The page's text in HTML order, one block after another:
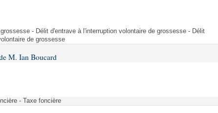
- Délit d'entrave à l'interruption volontaire de grossesse - Délit
de grossesse
M. Ian Boucard
- Taxe foncière